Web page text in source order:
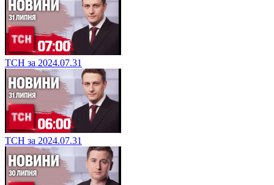
ТСН за 2024.07.31
ТСН за 2024.07.31